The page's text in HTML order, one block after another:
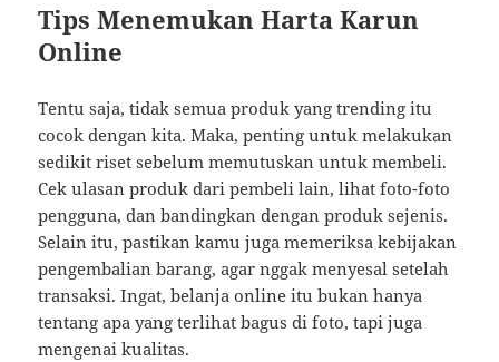
Tips Menemukan Harta Karun
Online
Tentu saja, tidak semua produk yang trending itu
cocok dengan kita. Maka, penting untuk melakukan
sedikit riset sebelum memutuskan untuk membeli.
Cek ulasan produk dari pembeli lain, lihat foto-foto
pengguna, dan bandingkan dengan produk sejenis.
Selain itu, pastikan kamu juga memeriksa kebijakan
pengembalian barang, agar nggak menyesal setelah
transaksi. Ingat, belanja online itu bukan hanya
tentang apa yang terlihat bagus di foto, tapi juga
mengenai kualitas.